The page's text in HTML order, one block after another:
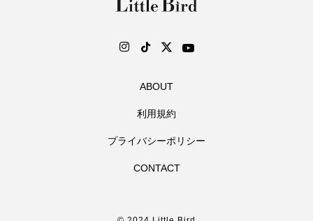
ABOUT
利用規約
プライバシーポリシー
CONTACT